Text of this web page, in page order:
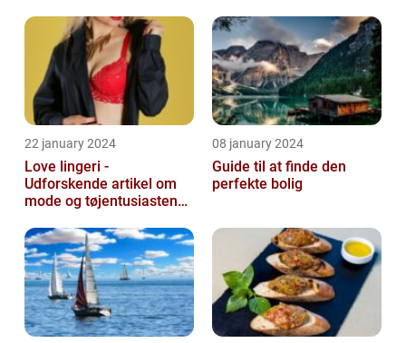
22 january 2024
Love lingeri -
Udforskende artikel om
mode og tøjentusiastens
08 january 2024
Guide til at finde den
perfekte bolig